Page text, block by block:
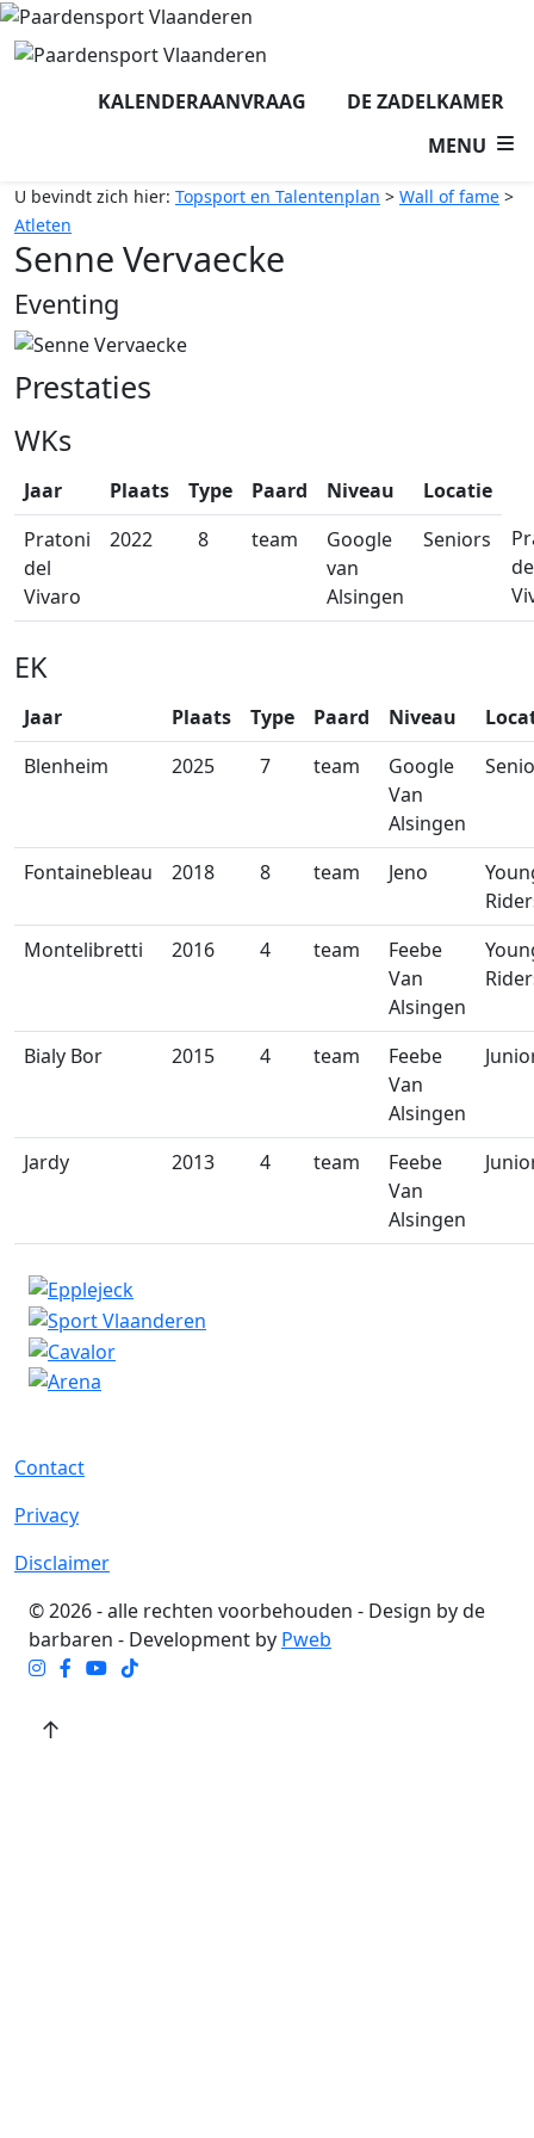
KALENDERAANVRAAG
DE ZADELKAMER
MENU
U bevindt zich hier: Topsport en Talentenplan > Wall of fame >
Atleten
Senne Vervaecke
Eventing
Prestaties
WKs
Jaar Plaats Type Paard Niveau
Locatie
Pratoni
del
Vivaro
2022 8 team
Google
van
Alsingen
Seniors
EK
Jaar Plaats Type Paard Niveau
Blenheim
2025 7 team
Google
Van
Alsingen
Fontainebleau 2018 8 team Jeno
Montelibretti
2016 4 team
Feebe
Van
Alsingen
Bialy Bor 2015 4 team
Feebe
Van
Alsingen
Jardy 2013 4 team
Feebe
Van
Alsingen
Contact
Privacy
Disclaimer
© 2026 - alle rechten voorbehouden - Design by de
barbaren - Development by Pweb
↑